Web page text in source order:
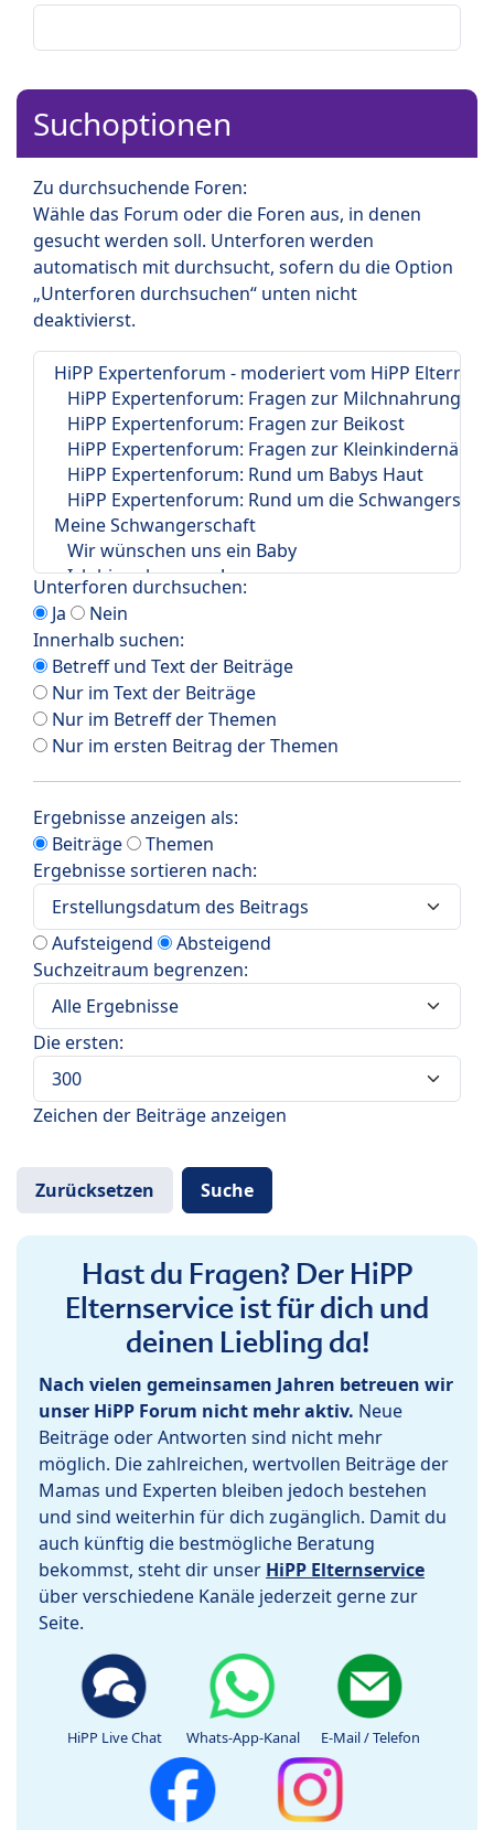
Suchoptionen
Zu durchsuchende Foren:
Wähle das Forum oder die Foren aus, in denen
gesucht werden soll. Unterforen werden
automatisch mit durchsucht, sofern du die Option
„Unterforen durchsuchen“ unten nicht
deaktivierst.
Unterforen durchsuchen:
Ja
Nein
Innerhalb suchen:
Betreff und Text der Beiträge
Nur im Text der Beiträge
Nur im Betreff der Themen
Nur im ersten Beitrag der Themen
Ergebnisse anzeigen als:
Beiträge
Themen
Ergebnisse sortieren nach:
Aufsteigend
Absteigend
Suchzeitraum begrenzen:
Die ersten:
Zeichen der Beiträge anzeigen
Hast du Fragen? Der HiPP
Elternservice ist für dich und
deinen Liebling da!
Nach vielen gemeinsamen Jahren betreuen wir
unser HiPP Forum nicht mehr aktiv. Neue
Beiträge oder Antworten sind nicht mehr
möglich. Die zahlreichen, wertvollen Beiträge der
Mamas und Experten bleiben jedoch bestehen
und sind weiterhin für dich zugänglich. Damit du
auch künftig die bestmögliche Beratung
bekommst, steht dir unser HiPP Elternservice
über verschiedene Kanäle jederzeit gerne zur
Seite.
HiPP Live Chat Whats-App-Kanal E-Mail / Telefon